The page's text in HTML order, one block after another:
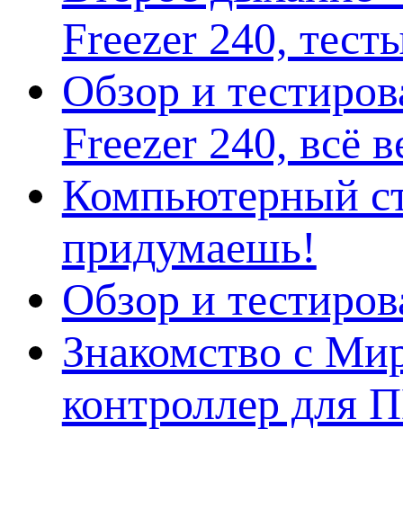
Freezer 240,
Обзор и
Freezer 240, всё
Компьютерный
придумаешь!
Обзор и
Знакомство с
контроллер для